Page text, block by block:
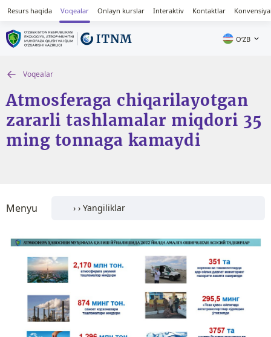
Resurs haqida Voqealar Onlayn kurslar Interaktiv Kontaktlar
OʻZB
Voqealar
Atmosferaga chiqarilayotgan
zararli tashlamalar miqdori 35
ming tonnaga kamaydi
Menyu